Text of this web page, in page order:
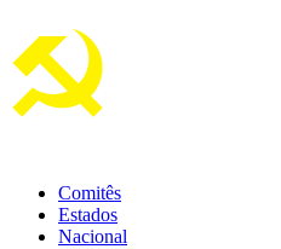
Comitês
Estados
Nacional